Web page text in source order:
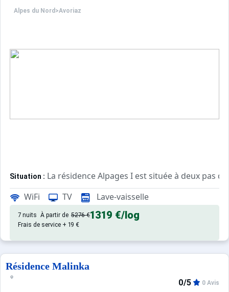
Alpes du Nord >Avoriaz
Situation : La résidence Alpages I est située à deux pas
Accès au "plateau" avec les 1ères remontées
Départ et retour skis aux pieds.
Appartement de particulier :
WiFi TV Lave-vaisselle
7 nuits À partir de 5276 €1319 €/log
Frais de service + 19 €
Résidence Malinka
0/5 0 Avis